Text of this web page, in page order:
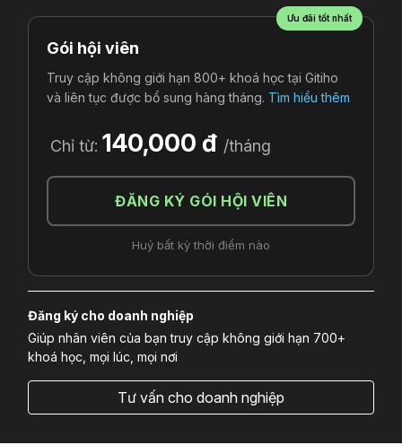
Ưu đãi tốt nhất
Gói hội viên
Truy cập không giới hạn 800+ khoá học tại Gitiho
và liên tục được bổ sung hàng tháng. Tìm hiểu thêm
Chỉ từ: 140,000 đ /tháng
ĐĂNG KÝ GÓI HỘI VIÊN
Huỷ bất kỳ thời điểm nào
Đăng ký cho doanh nghiệp
Giúp nhân viên của bạn truy cập không giới hạn 700+
khoá học, mọi lúc, mọi nơi
Tư vấn cho doanh nghiệp